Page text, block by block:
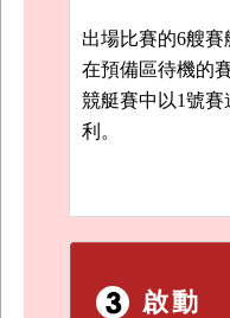
出場比賽的6艘賽
在預備區待機的
競艇賽中以1號
利。
啟動